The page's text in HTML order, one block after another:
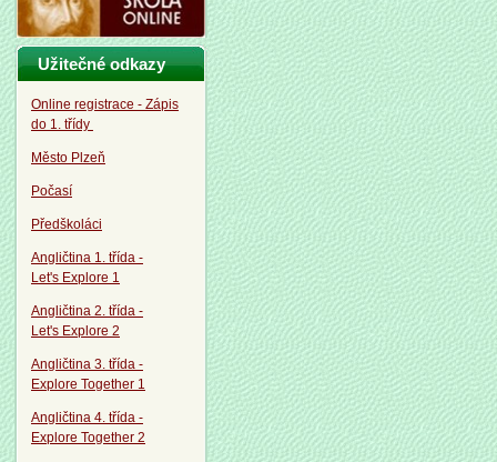
Užitečné odkazy
Online registrace - Zápis
do 1. třídy
Město Plzeň
Počasí
Předškoláci
Angličtina 1. třída -
Let's Explore 1
Angličtina 2. třída -
Let's Explore 2
Angličtina 3. třída -
Explore Together 1
Angličtina 4. třída -
Explore Together 2